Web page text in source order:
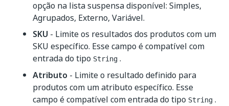
opção na lista suspensa disponível: Simples,
Agrupados, Externo, Variável.
SKU - Limite os resultados dos produtos com um
SKU específico. Esse campo é compatível com
entrada do tipo String .
Atributo - Limite o resultado definido para
produtos com um atributo específico. Esse
campo é compatível com entrada do tipo String .